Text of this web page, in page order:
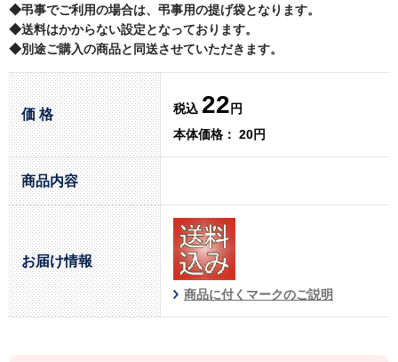
◆弔事でご利用の場合は、弔事用の提げ袋となります。
◆送料はかからない設定となっております。
◆別途ご購入の商品と同送させていただきます。
価 格 税込 22 円
本体価格： 20円
商品内容
お届け情報
商品に付くマークのご説明